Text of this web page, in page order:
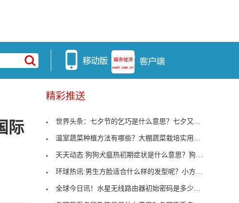
际
精彩推送
世界头条：七夕节的乞巧是什么意思？七夕又叫乞巧节
温室蔬菜种植方法有哪些？大棚蔬菜栽培实用技术
天天动态:狗狗犬瘟热初期症状是什么意思？狗狗犬瘟
环球热讯:男生方脸适合什么样的发型呢？小方脸男生
全球今日讯！水星无线路由器初始密码是多少？水星路